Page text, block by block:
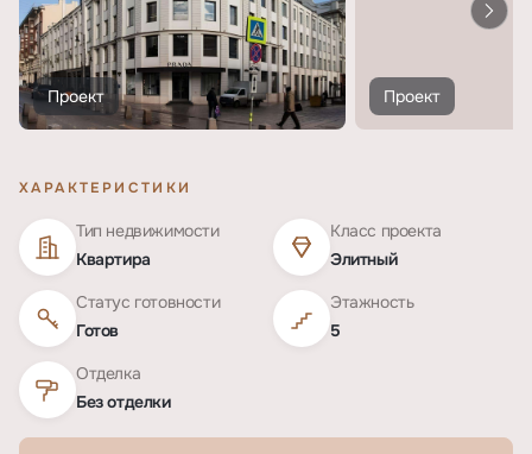
Проект Проект
ХАРАКТЕРИСТИКИ
Тип недвижимости
Квартира
Класс проекта
Элитный
Статус готовности
Готов
Этажность
5
Отделка
Без отделки